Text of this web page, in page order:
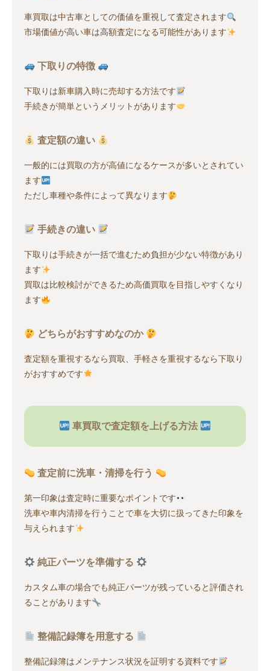
車買取は中古車としての価値を重視して査定されます
市場価値が高い車は高額査定になる可能性があります
下取りの特徴
下取りは新車購入時に売却する方法です
手続きが簡単というメリットがあります
査定額の違い
一般的には買取の方が高値になるケースが多いとされてい
ます
ただし車種や条件によって異なります
手続きの違い
下取りは手続きが一括で進むため負担が少ない特徴があり
ます
買取は比較検討ができるため高価買取を目指しやすくなり
ます
どちらがおすすめなのか
査定額を重視するなら買取、手軽さを重視するなら下取り
がおすすめです
車買取で査定額を上げる方法
査定前に洗車・清掃を行う
第一印象は査定時に重要なポイントです
洗車や車内清掃を行うことで車を大切に扱ってきた印象を
与えられます
純正パーツを準備する
カスタム車の場合でも純正パーツが残っていると評価され
ることがあります
整備記録簿を用意する
整備記録簿はメンテナンス状況を証明する資料です